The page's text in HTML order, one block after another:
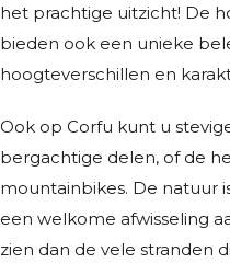
het prachtige uitzicht! De
bieden ook een unieke
hoogteverschillen en
Ook op Corfu kunt u
bergachtige delen, of de
mountainbikes. De natuur
een welkome afwisseling
zien dan de vele stranden